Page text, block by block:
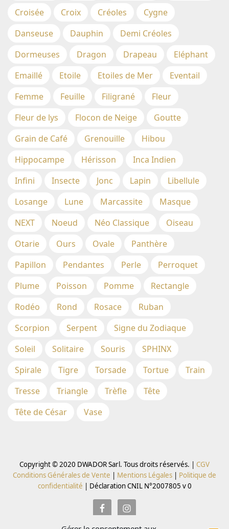
Croisée
Croix Créoles
Cygne
Danseuse
Dauphin
Demi Créoles
Dormeuses
Dragon Drapeau
Eléphant
Emaillé
Etoile Etoiles de Mer
Eventail
Femme
Feuille Filigrané
Fleur
Fleur de lys
Flocon de Neige
Goutte
Grain de Café
Grenouille
Hibou
Hippocampe
Hérisson
Inca Indien
Infini
Insecte Jonc Lapin
Libellule
Losange
Lune Marcassite
Masque
NEXT
Noeud Néo Classique
Oiseau
Otarie
Ours Ovale
Panthère
Papillon
Pendantes Perle
Perroquet
Plume
Poisson Pomme
Rectangle
Rodéo
Rond Rosace
Ruban
Scorpion
Serpent
Signe du Zodiaque
Soleil
Solitaire Souris
SPHINX
Spirale
Tigre Torsade Tortue
Train
Tresse
Triangle Trèfle
Tête
Tête de César
Vase
Copyright © 2020 DWADOR Sarl. Tous droits réservés. | CGV
Conditions Générales de Vente | Mentions Légales | Politique de
confidentialité | Déclaration CNIL N°2007805 v 0